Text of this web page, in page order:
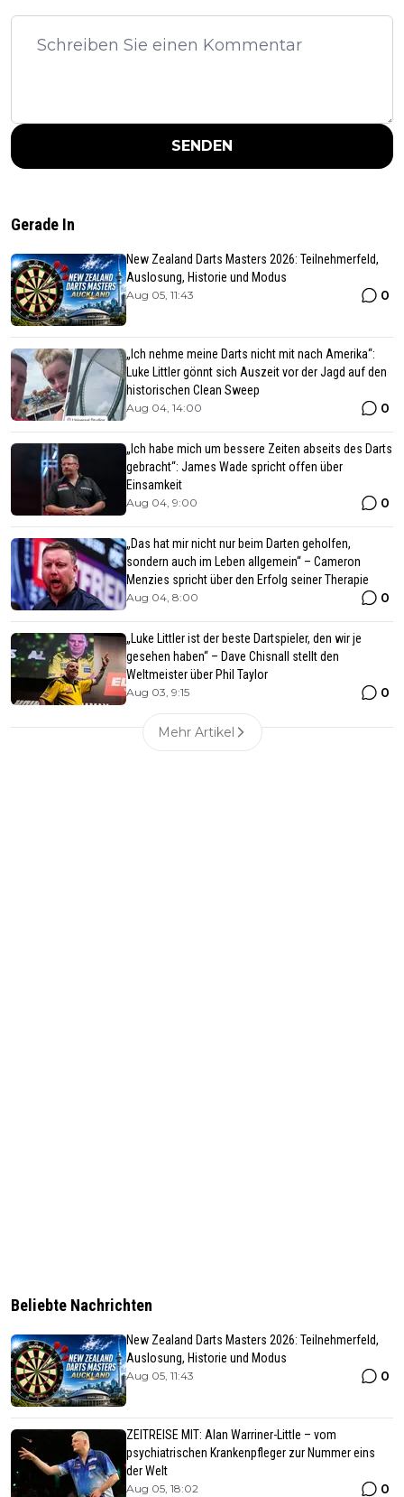
SENDEN
Gerade In
New Zealand Darts Masters 2026: Teilnehmerfeld,
Auslosung, Historie und Modus
Aug 05, 11:43 0
„Ich nehme meine Darts nicht mit nach Amerika“:
Luke Littler gönnt sich Auszeit vor der Jagd auf den
historischen Clean Sweep
Aug 04, 14:00 0
„Ich habe mich um bessere Zeiten abseits des Darts
gebracht“: James Wade spricht offen über
Einsamkeit
Aug 04, 9:00 0
„Das hat mir nicht nur beim Darten geholfen,
sondern auch im Leben allgemein“ – Cameron
Menzies spricht über den Erfolg seiner Therapie
Aug 04, 8:00 0
„Luke Littler ist der beste Dartspieler, den wir je
gesehen haben“ – Dave Chisnall stellt den
Weltmeister über Phil Taylor
Aug 03, 9:15 0
Mehr Artikel
Beliebte Nachrichten
New Zealand Darts Masters 2026: Teilnehmerfeld,
Auslosung, Historie und Modus
Aug 05, 11:43 0
ZEITREISE MIT: Alan Warriner-Little – vom
psychiatrischen Krankenpfleger zur Nummer eins
der Welt
Aug 05, 18:02 0